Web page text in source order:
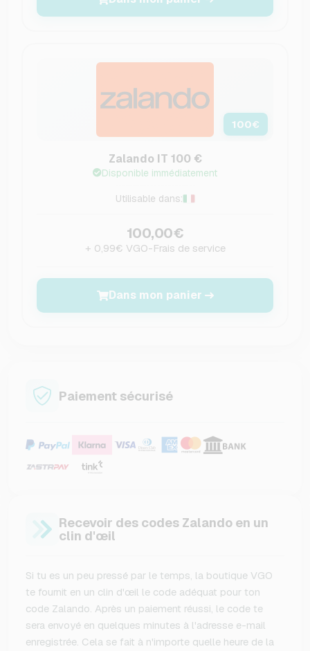
100€
Zalando IT 100 €
Disponible immédiatement
Utilisable dans:
100,00€
+ 0,99€ VGO-Frais de service
Dans mon panier
Paiement sécurisé
Recevoir des codes Zalando en un
clin d'œil
Si tu es un peu pressé par le temps, la boutique VGO
te fournit en un clin d'œil le code adéquat pour ton
code Zalando. Après un paiement réussi, le code te
sera envoyé en quelques minutes à l'adresse e-mail
enregistrée. Cela se fait à n'importe quelle heure de la